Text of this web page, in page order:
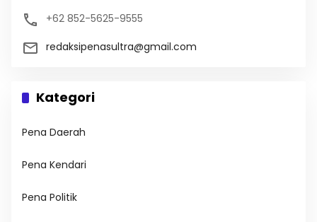
+62 852-5625-9555
redaksipenasultra@gmail.com
Kategori
Pena Daerah
Pena Kendari
Pena Politik